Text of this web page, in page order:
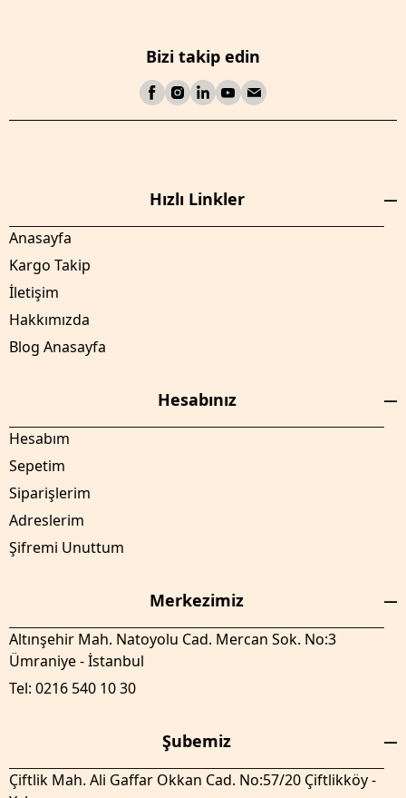
Bizi takip edin
Hızlı Linkler
Anasayfa
Kargo Takip
İletişim
Hakkımızda
Blog Anasayfa
Hesabınız
Hesabım
Sepetim
Siparişlerim
Adreslerim
Şifremi Unuttum
Merkezimiz
Altınşehir Mah. Natoyolu Cad. Mercan Sok. No:3
Ümraniye - İstanbul
Tel: 0216 540 10 30
Şubemiz
Çiftlik Mah. Ali Gaffar Okkan Cad. No:57/20 Çiftlikköy -